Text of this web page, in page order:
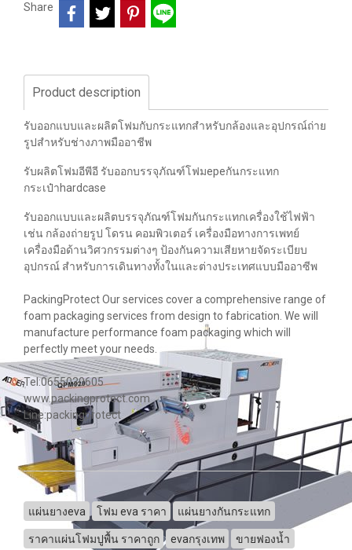
Share
Product description
รับออกแบบและผลิตโฟมกับกระแทกสำหรับกล้องและอุปกรณ์ถ่าย
รูปสำหรับช่างภาพมืออาชีพ
รับผลิตโฟมอีพีอี รับออกบรรจุภัณฑ์โฟมepeกันกระแทก
กระเป๋าhardcase
รับออกแบบและผลิตบรรจุภัณฑ์โฟมกันกระแทกเครื่องใช้ไฟฟ้า
เช่น กล้องถ่ายรูป โดรน คอมพิวเตอร์ เครื่องมือทางการเพทย์
เครื่องมือด้านวิศวกรรมต่างๆ ป้องกันความเสียหายจัดระเบียบ
อุปกรณ์ สำหรับการเดินทางทั้งในและต่างประเทศแบบมืออาซีพ
PackingProtect Our services cover a comprehensive range of
foam packaging services from design to fabrication. We will
manufacture performance foam packaging which will
perfectly meet your needs.
Tel:0655030605
www.packingprotect.com
Line:packingprotect
แผ่นยางeva โฟม eva ราคา แผ่นยางกันกระแทก
ราคาแผ่นโฟมปูพื้น ราคาถูก evaกรุงเทพ ขายฟองน้ำ